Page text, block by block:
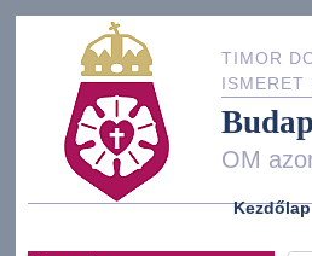
TIMOR
OM
Kezdőlap